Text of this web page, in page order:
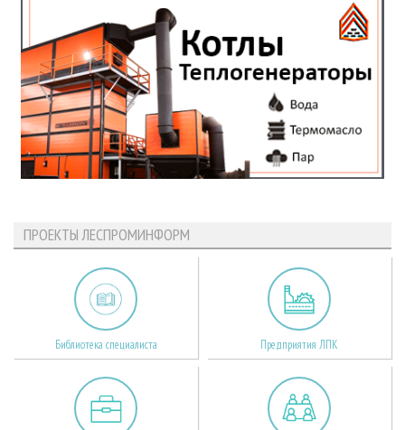
ПРОЕКТЫ ЛЕСПРОМИНФОРМ
Библиотека специалиста Предприятия ЛПК